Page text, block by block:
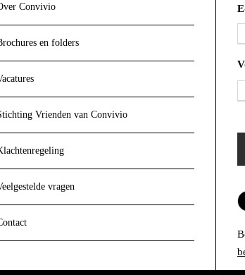
Convivio
en folders
Vrienden van Convivio
vragen